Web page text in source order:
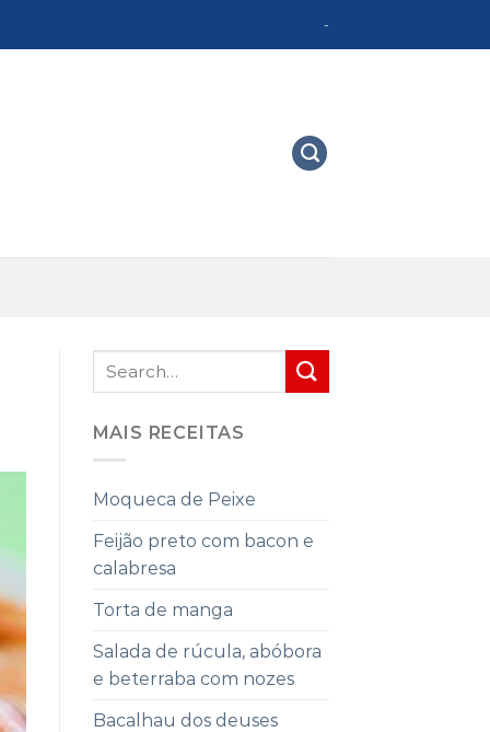
-
MAIS RECEITAS
Moqueca de Peixe
Feijão preto com bacon e
calabresa
Torta de manga
Salada de rúcula, abóbora
e beterraba com nozes
Bacalhau dos deuses